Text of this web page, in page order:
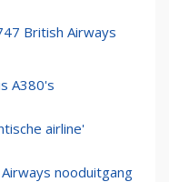
British Airways
A380's
airline'
nooduitgang